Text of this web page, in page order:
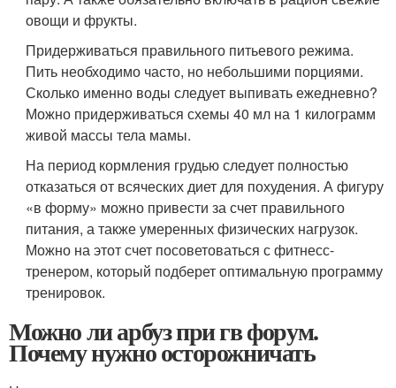
овощи и фрукты.
Придерживаться правильного питьевого режима.
Пить необходимо часто, но небольшими порциями.
Сколько именно воды следует выпивать ежедневно?
Можно придерживаться схемы 40 мл на 1 килограмм
живой массы тела мамы.
На период кормления грудью следует полностью
отказаться от всяческих диет для похудения. А фигуру
«в форму» можно привести за счет правильного
питания, а также умеренных физических нагрузок.
Можно на этот счет посоветоваться с фитнесс-
тренером, который подберет оптимальную программу
тренировок.
Можно ли арбуз при гв форум.
Почему нужно осторожничать